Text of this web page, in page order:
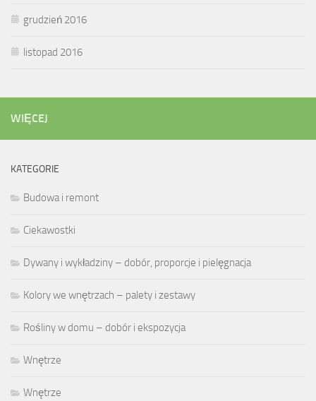
grudzień 2016
listopad 2016
WIĘCEJ
KATEGORIE
Budowa i remont
Ciekawostki
Dywany i wykładziny – dobór, proporcje i pielęgnacja
Kolory we wnętrzach – palety i zestawy
Rośliny w domu – dobór i ekspozycja
Wnętrze
Wnętrze